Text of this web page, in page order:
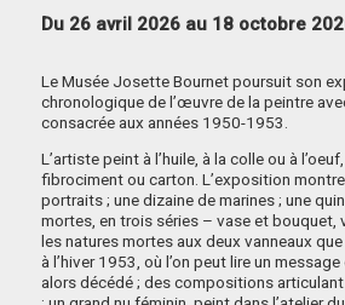
Du 26 avril 2026 au 18 octobre
Le Musée Josette Bournet poursuit son
chronologique de l’œuvre de la peintre
consacrée aux années 1950-1953.
L’artiste peint à l’huile, à la colle ou à
fibrociment ou carton. L’exposition
portraits ; une dizaine de marines ; une
mortes, en trois séries – vase et bouquet,
les natures mortes aux deux vanneaux
à l’hiver 1953, où l’on peut lire un
alors décédé ; des compositions